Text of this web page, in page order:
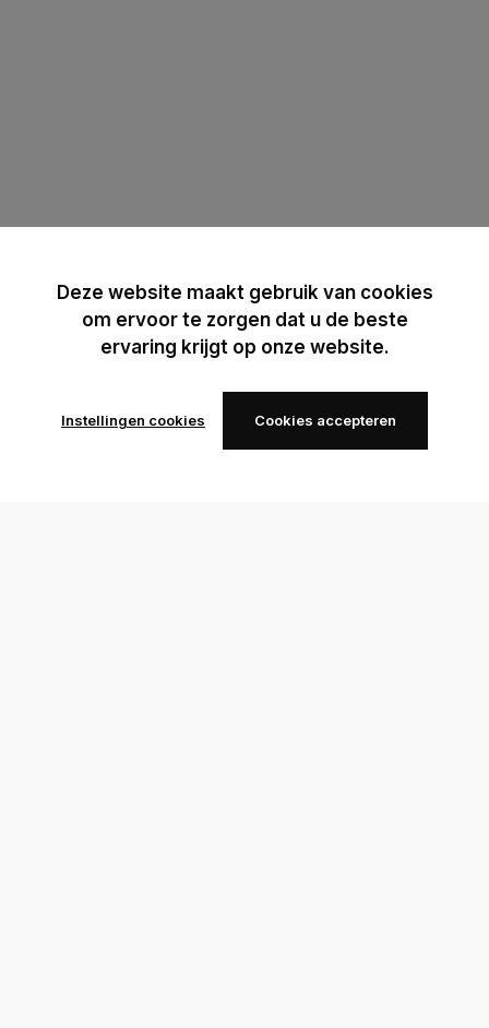
Deze website maakt gebruik van cookies
om ervoor te zorgen dat u de beste
ervaring krijgt op onze website.
Instellingen cookies Cookies accepteren